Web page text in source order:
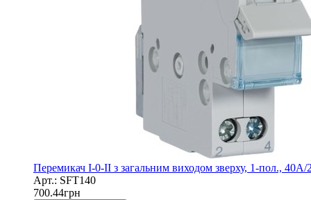
Перемикач I-0-II з загальним виходом зверху, 1-пол., 40А/
Арт.: SFT140
700.44грн